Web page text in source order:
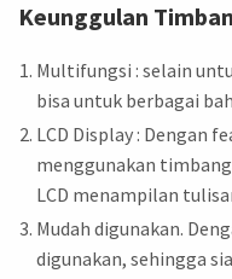
Keunggulan
Multifungsi : selain
bisa untuk berbagai
LCD Display : Dengan
menggunakan
LCD menampilan
Mudah digunakan.
digunakan, sehingga